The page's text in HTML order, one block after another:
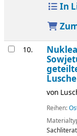
In
10.
von
Reihen: